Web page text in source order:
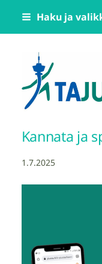
Siirry
Haku ja
Kannata ja
1.7.2025